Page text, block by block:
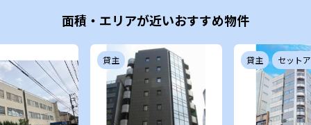
面積・エリアが近いおすすめ物件
貸主 貸主 セット